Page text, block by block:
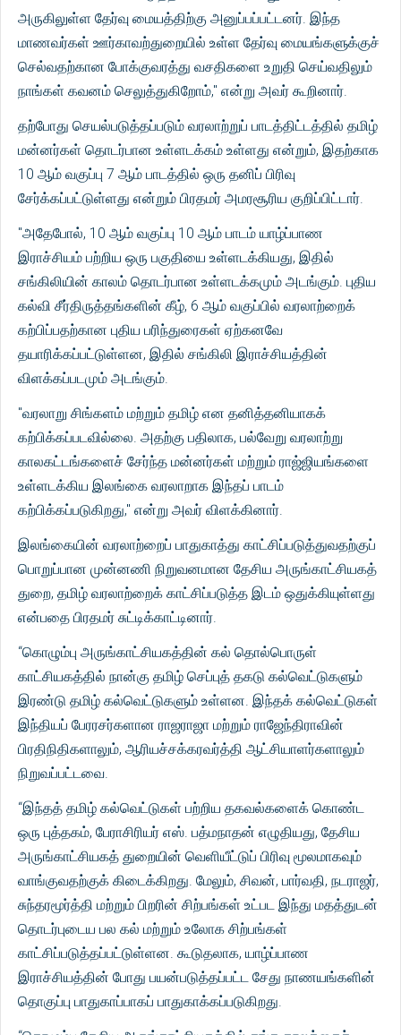
அருகிலுள்ள தேர்வு மையத்திற்கு அனுப்பப்பட்டனர். இந்த
மாணவர்கள் ஊர்காவற்துறையில் உள்ள தேர்வு மையங்களுக்குச்
செல்வதற்கான போக்குவரத்து வசதிகளை உறுதி செய்வதிலும்
நாங்கள் கவனம் செலுத்துகிறோம்," என்று அவர் கூறினார்.
தற்போது செயல்படுத்தப்படும் வரலாற்றுப் பாடத்திட்டத்தில் தமிழ்
மன்னர்கள் தொடர்பான உள்ளடக்கம் உள்ளது என்றும், இதற்காக
10 ஆம் வகுப்பு 7 ஆம் பாடத்தில் ஒரு தனிப் பிரிவு
சேர்க்கப்பட்டுள்ளது என்றும் பிரதமர் அமரசூரிய குறிப்பிட்டார்.
"அதேபோல், 10 ஆம் வகுப்பு 10 ஆம் பாடம் யாழ்ப்பாண
இராச்சியம் பற்றிய ஒரு பகுதியை உள்ளடக்கியது, இதில்
சங்கிலியின் காலம் தொடர்பான உள்ளடக்கமும் அடங்கும். புதிய
கல்வி சீர்திருத்தங்களின் கீழ், 6 ஆம் வகுப்பில் வரலாற்றைக்
கற்பிப்பதற்கான புதிய பரிந்துரைகள் ஏற்கனவே
தயாரிக்கப்பட்டுள்ளன, இதில் சங்கிலி இராச்சியத்தின்
விளக்கப்படமும் அடங்கும்.
"வரலாறு சிங்களம் மற்றும் தமிழ் என தனித்தனியாகக்
கற்பிக்கப்படவில்லை. அதற்கு பதிலாக, பல்வேறு வரலாற்று
காலகட்டங்களைச் சேர்ந்த மன்னர்கள் மற்றும் ராஜ்ஜியங்களை
உள்ளடக்கிய இலங்கை வரலாறாக இந்தப் பாடம்
கற்பிக்கப்படுகிறது," என்று அவர் விளக்கினார்.
இலங்கையின் வரலாற்றைப் பாதுகாத்து காட்சிப்படுத்துவதற்குப்
பொறுப்பான முன்னணி நிறுவனமான தேசிய அருங்காட்சியகத்
துறை, தமிழ் வரலாற்றைக் காட்சிப்படுத்த இடம் ஒதுக்கியுள்ளது
என்பதை பிரதமர் சுட்டிக்காட்டினார்.
“கொழும்பு அருங்காட்சியகத்தின் கல் தொல்பொருள்
காட்சியகத்தில் நான்கு தமிழ் செப்புத் தகடு கல்வெட்டுகளும்
இரண்டு தமிழ் கல்வெட்டுகளும் உள்ளன. இந்தக் கல்வெட்டுகள்
இந்தியப் பேரரசர்களான ராஜராஜா மற்றும் ராஜேந்திராவின்
பிரதிநிதிகளாலும், ஆரியச்சக்கரவர்த்தி ஆட்சியாளர்களாலும்
நிறுவப்பட்டவை.
“இந்தத் தமிழ் கல்வெட்டுகள் பற்றிய தகவல்களைக் கொண்ட
ஒரு புத்தகம், பேராசிரியர் எஸ். பத்மநாதன் எழுதியது, தேசிய
அருங்காட்சியகத் துறையின் வெளியீட்டுப் பிரிவு மூலமாகவும்
வாங்குவதற்குக் கிடைக்கிறது. மேலும், சிவன், பார்வதி, நடராஜர்,
சுந்தரமூர்த்தி மற்றும் பிறரின் சிற்பங்கள் உட்பட இந்து மதத்துடன்
தொடர்புடைய பல கல் மற்றும் உலோக சிற்பங்கள்
காட்சிப்படுத்தப்பட்டுள்ளன. கூடுதலாக, யாழ்ப்பாண
இராச்சியத்தின் போது பயன்படுத்தப்பட்ட சேது நாணயங்களின்
தொகுப்பு பாதுகாப்பாகப் பாதுகாக்கப்படுகிறது.